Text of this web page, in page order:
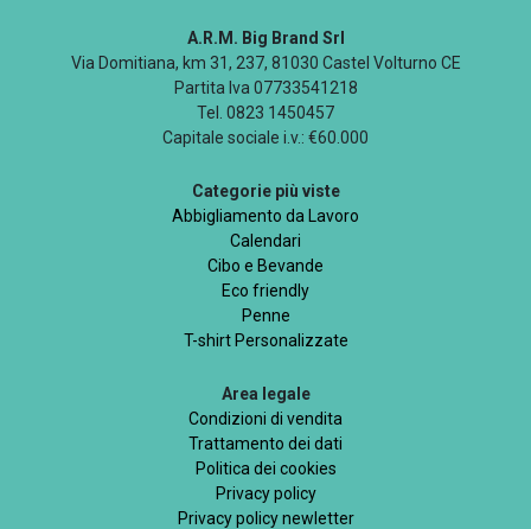
A.R.M. Big Brand Srl
Via Domitiana, km 31, 237, 81030 Castel Volturno CE
Partita Iva 07733541218
Tel. 0823 1450457
Capitale sociale i.v.: €60.000
Categorie più viste
Abbigliamento da Lavoro
Calendari
Cibo e Bevande
Eco friendly
Penne
T-shirt Personalizzate
Area legale
Condizioni di vendita
Trattamento dei dati
Politica dei cookies
Privacy policy
Privacy policy newletter